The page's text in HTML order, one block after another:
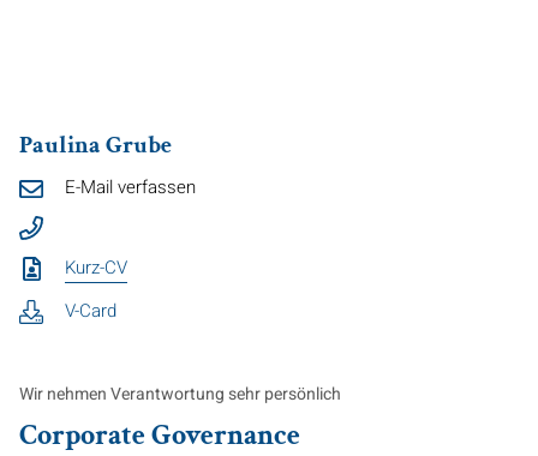
Paulina Grube
E-Mail verfassen
Kurz-CV
V-Card
Wir nehmen Verantwortung sehr persönlich
Corporate Governance